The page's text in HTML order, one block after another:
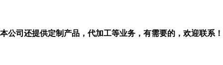
本公司还提供定制产品，代加工等业务，有需要的，欢迎联系！